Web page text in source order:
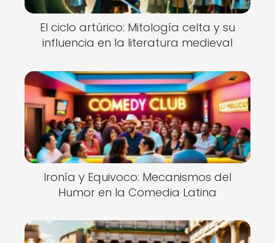
El ciclo artúrico: Mitología celta y su
influencia en la literatura medieval
Ironía y Equivoco: Mecanismos del
Humor en la Comedia Latina